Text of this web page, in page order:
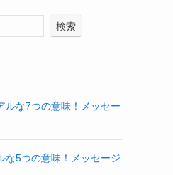
検索
ルな7つの意味！メッセー
な5つの意味！メッセージ